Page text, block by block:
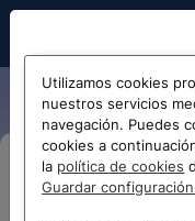
Antes de
la web...
Compra
Utilizamos cookies
nuestros servicios
navegación. Puedes
cookies a
la política de cookies
Guardar